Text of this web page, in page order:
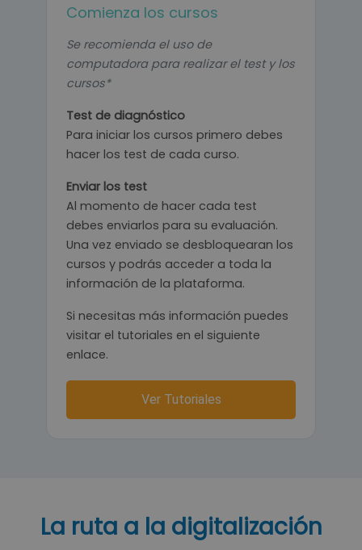
Comienza los cursos
Se recomienda el uso de
computadora para realizar el test y los
cursos*
Test de diagnóstico
Para iniciar los cursos primero debes
hacer los test de cada curso.
Enviar los test
Al momento de hacer cada test
debes enviarlos para su evaluación.
Una vez enviado se desbloquearan los
cursos y podrás acceder a toda la
información de la plataforma.
Si necesitas más información puedes
visitar el tutoriales en el siguiente
enlace.
Ver Tutoriales
La ruta a la digitalización